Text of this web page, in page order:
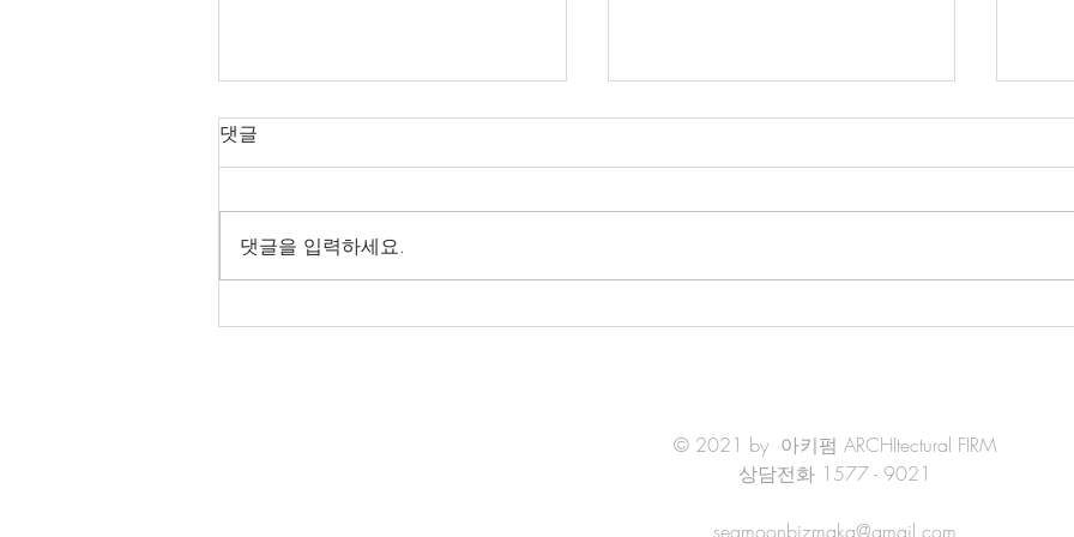
전통건축 관련 용어
후퇴집 : 퇴가 뒤에만 있는 집 퇴 -
양, 그물 모양 또는 물결 무늬로
넓게 그려 넣는 여러 색깔 띠 흑창
전통건축 관련 용어
회사벽 : 진흙에 백토와 석회를 섞
모양으로 꺾여 굽은 곳에 있는 추
전
황성
이
댓글
댓글을 입력하세요.
© 2021 by 아키펌 ARCHItectural FIRM
상담전화 1577 - 9021
seamoonbizmaka@gmail.com